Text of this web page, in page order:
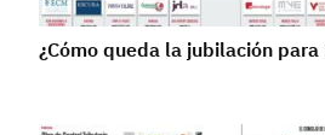
¿Cómo queda la jubilación